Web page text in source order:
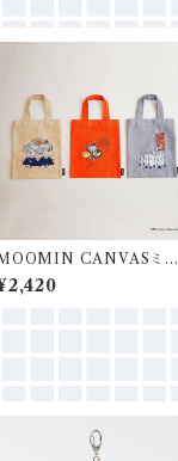
CANVASミニ
ートバッグ